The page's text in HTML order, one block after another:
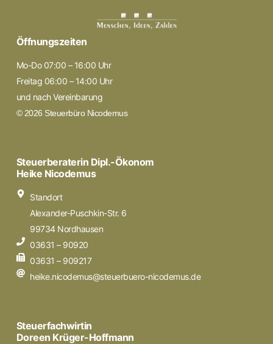
Öffnungszeiten
Mo-Do 07:00 – 16:00 Uhr
Freitag 06:00 – 14:00 Uhr
und nach Vereinbarung
© 2026 Steuerbüro Nicodemus
Steuerberaterin Dipl.-Ökonom
Heike Nicodemus
Standort
Alexander-Puschkin-Str. 6
99734 Nordhausen
03631 – 90920
03631 – 909217
heike.nicodemus@steuerbuero-nicodemus.de
Steuerfachwirtin
Doreen Krüger-Hoffmann